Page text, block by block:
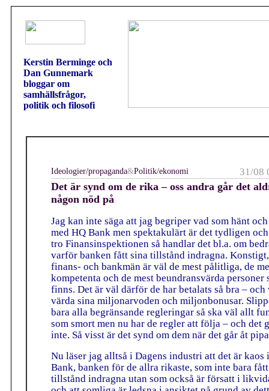
Kerstin Berminge och
Dan Gunnemark
bloggar om
samhällsfrågor,
politik och filosofi
Ideologier/propaganda&Politik/ekonomi 31/08
Det är synd om de rika – oss andra går det
någon nöd på
Jag kan inte säga att jag begriper vad som hänt
med HQ Bank men spektakulärt är det tydligen
tro Finansinspektionen så handlar det bl.a. om
varför banken fått sina tillstånd indragna. Konstigt,
finans- och bankmän är väl de mest pålitliga, de
kompetenta och de mest beundransvärda personer
finns. Det är väl därför de har betalats så bra –
värda sina miljonarvoden och miljonbonusar.
bara alla begränsande regleringar så ska väl allt
som smort men nu har de regler att följa – och det
inte. Så visst är det synd om dem när det går åt
Nu läser jag alltså i Dagens industri att det är kaos
Bank, banken för de allra rikaste, som inte bara
tillstånd indragna utan som också är försatt i